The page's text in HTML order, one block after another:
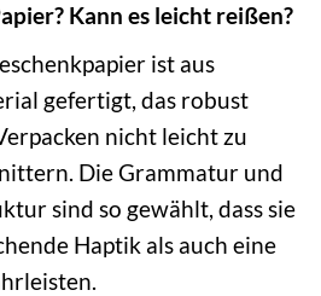
Kann es leicht reißen?
ist aus
gefertigt, das robust
nicht leicht zu
Die Grammatur und
sind so gewählt, dass sie
Haptik als auch eine